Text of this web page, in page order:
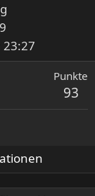
Punkte
93